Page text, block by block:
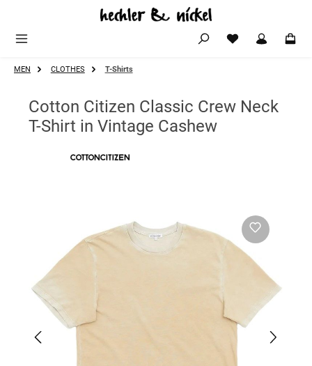
Zum Hauptinhalt springen
MEN CLOTHES T-Shirts
Cotton Citizen Classic Crew Neck
T-Shirt in Vintage Cashew